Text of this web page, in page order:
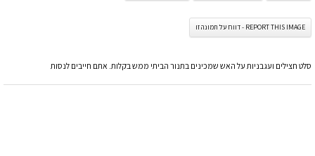
REPORT THIS IMAGE - דווח על תמונה זו
סלט חצילים ועגבניות על האש שמכינים בתנור הביתי ממש בקלות. אתם חייבים לנסות